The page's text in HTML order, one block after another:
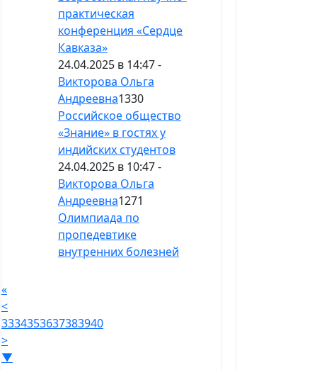
практическая
конференция «Сердце
Кавказа»
24.04.2025 в 14:47 -
Викторова Ольга
Андреевна1330
Российское общество
«Знание» в гостях у
индийских студентов
24.04.2025 в 10:47 -
Викторова Ольга
Андреевна1271
Олимпиада по
пропедевтике
внутренних болезней
«
<
3334353637383940
>
▼